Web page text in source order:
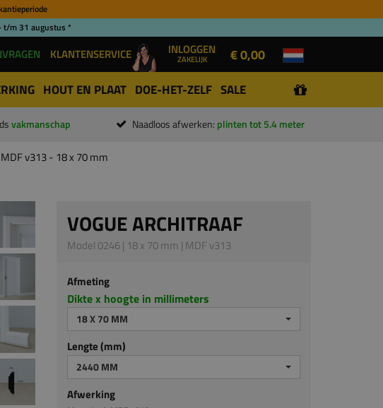
t/m 31 augustus *
KLANTENSERVICE INLOGGEN
ZAKELIJK € 0,00
HOUT EN PLAAT DOE-HET-ZELF SALE
vakmanschap Naadloos afwerken: plinten tot 5.4 meter
v313 - 18 x 70 mm
VOGUE ARCHITRAAF
Model 0246 | 18 x 70 mm | MDF v313
Afmeting
Dikte x hoogte in millimeters
18 X 70 MM
Lengte (mm)
2440 MM
Afwerking